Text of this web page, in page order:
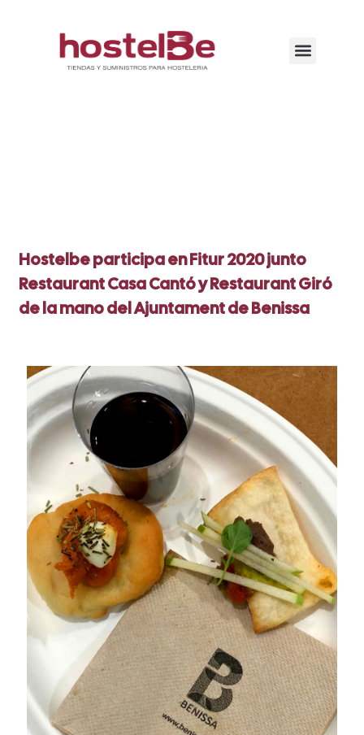
Hostelbe participa en Fitur 2020 junto
Restaurant Casa Cantó y Restaurant Giró
de la mano del Ajuntament de Benissa